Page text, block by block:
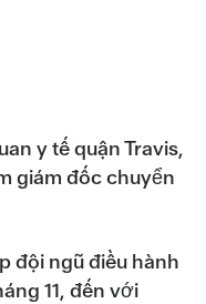
y tế quận Travis,
giám đốc chuyển
đội ngũ điều hành
11, đến với